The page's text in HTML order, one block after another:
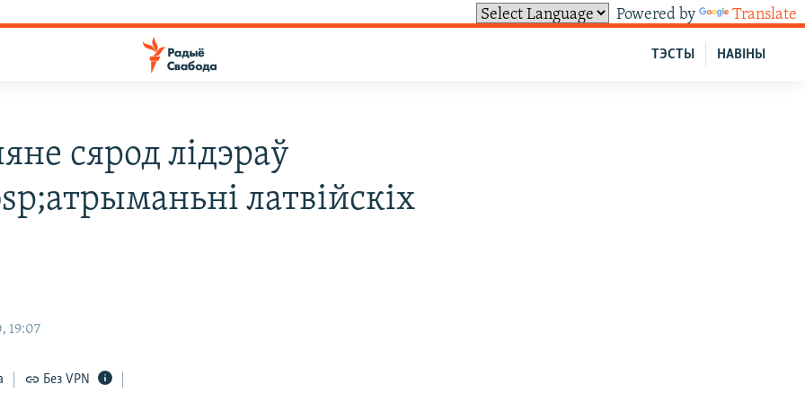
Powered by Translate
НАВІНЫ
ТЭСТЫ
сярод лідэраў
латвійскіх
19:07
Без VPN